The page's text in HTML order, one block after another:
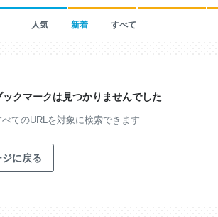
人気 新着 すべて
ックマークは見つかりませんでした
べてのURLを対象に検索できます
ジに戻る